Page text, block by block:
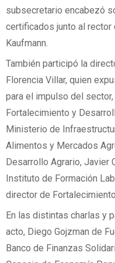
subsecretario encabezó
certificados junto al
Kaufmann.
También participó la
Florencia Villar, quien
para el impulso del
Fortalecimiento y
Ministerio de
Alimentos y Mercados
Desarrollo Agrario, Javier
Instituto de Formación
director de
En las distintas charlas y
acto, Diego Gojzman de
Banco de Finanzas